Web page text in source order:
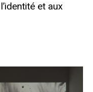
et aux